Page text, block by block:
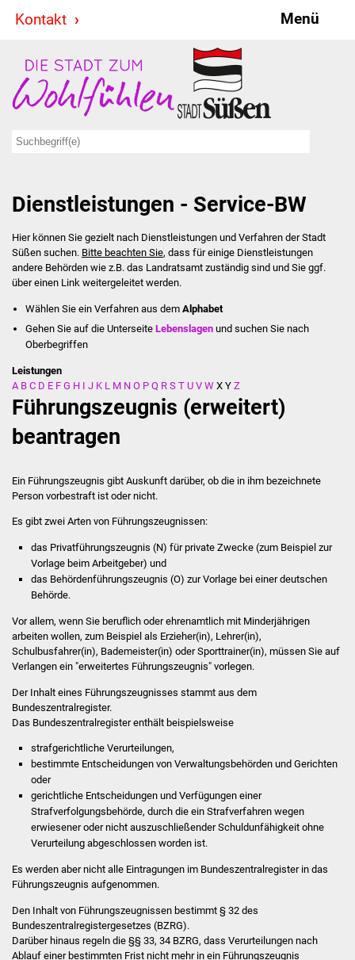
Kontakt Menü
Stadt & Politik
Bürgermeister
Ausschüsse
Ratsinformationssystem
Jugendbeirat
Summerrockfestival
Stadtverwaltung
Veröffentlichungen
FNP / Bebauungspläne
Wahlen
Stadtinfo
Jubiläumsjahr 2021
Partnerstädte
Projekte
Schulentwicklung Bizet
Sanierung Hallenbad
Sanierung Bizethalle
Dienstleistungen - Service-BW
Hier können Sie gezielt nach Dienstleistungen und Verfahren der Stadt
Süßen suchen. Bitte beachten Sie, dass für einige Dienstleistungen
andere Behörden wie z.B. das Landratsamt zuständig sind und Sie ggf.
über einen Link weitergeleitet werden.
Wählen Sie ein Verfahren aus dem Alphabet
Gehen Sie auf die UnterseiteLebenslagen und suchen Sie nach
Oberbegriffen
Leistungen
A B C D E F G H I J K L M N O P Q R S T U V W X Y Z
Führungszeugnis (erweitert)
beantragen
Ein Führungszeugnis gibt Auskunft darüber, ob die in ihm bezeichnete
Person vorbestraft ist oder nicht.
Es gibt zwei Arten von Führungszeugnissen:
das Privatführungszeugnis (N) für private Zwecke(zum Beispiel zur
Vorlage beim Arbeitgeber) und
das Behördenführungszeugnis (O) zur Vorlage bei einer deutschen
Behörde.
Vor allem, wenn Sie beruflich oder ehrenamtlich mit Minderjährigen
arbeiten wollen, zum Beispiel als Erzieher(in), Lehrer(in),
Schulbusfahrer(in), Bademeister(in) oder Sporttrainer(in), müssen Sie auf
Verlangen ein "erweitertes Führungszeugnis" vorlegen.
Der Inhalt eines Führungszeugnisses stammt aus dem
Bundeszentralregister.
Das Bundeszentralregister enthält beispielsweise
strafgerichtliche Verurteilungen,
bestimmte Entscheidungen von Verwaltungsbehörden und Gerichten
oder
gerichtliche Entscheidungen und Verfügungen einer
Strafverfolgungsbehörde, durch die ein Strafverfahren wegen
erwiesener oder nicht auszuschließender Schuldunfähigkeit ohne
Verurteilung abgeschlossen worden ist.
Es werden aber nicht alle Eintragungen im Bundeszentralregister in das
Führungszeugnis aufgenommen.
Den Inhalt von Führungszeugnissen bestimmt § 32 des
Bundeszentralregistergesetzes (BZRG).
Darüber hinaus regeln die §§ 33, 34 BZRG, dass Verurteilungen nach
Ablauf einer bestimmten Frist nicht mehr in ein Führungszeugnis